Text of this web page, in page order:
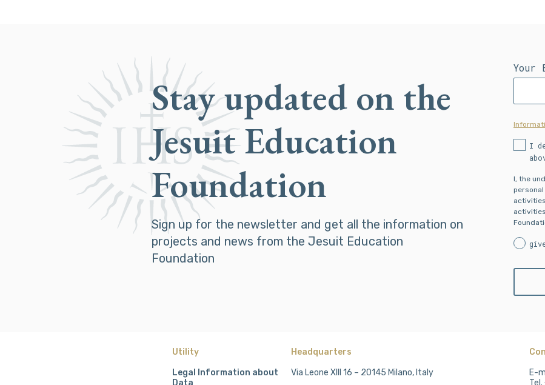
Stay updated on the
Jesuit Education
Foundation
Sign up for the newsletter and get all the information on
projects and news from the Jesuit Education
Foundation
Your
I
I, the
Utility
Legal Information about
Headquarters
Via Leone XIII 16 – 20145 Milano, Italy
E-